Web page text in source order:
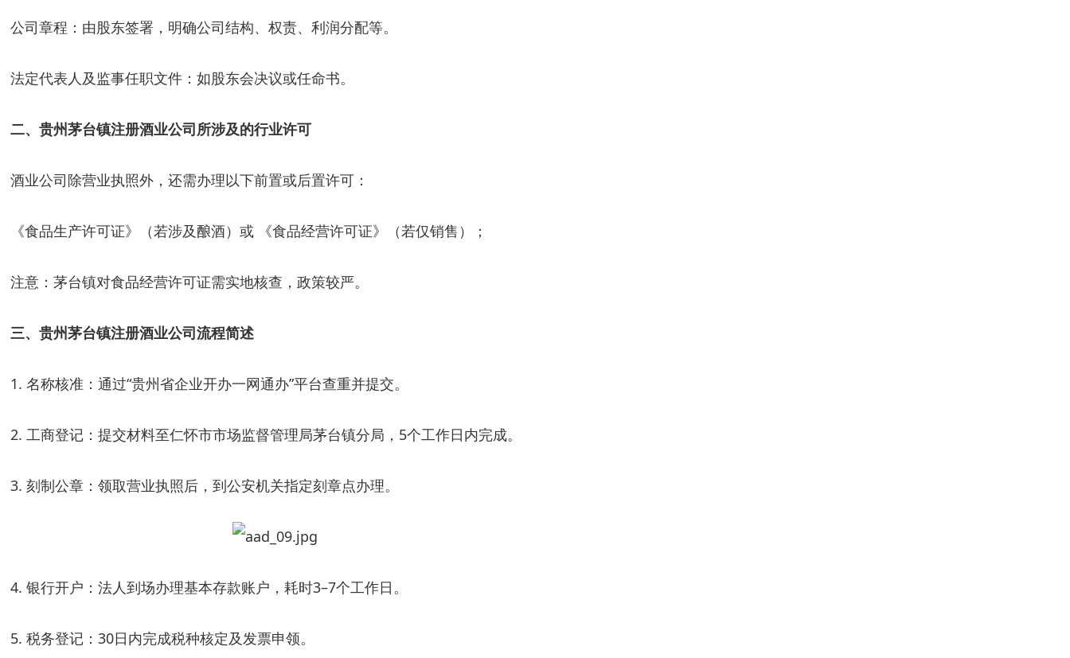
公司章程：由股东签署，明确公司结构、权责、利润分配等。
法定代表人及监事任职文件：如股东会决议或任命书。
二、贵州茅台镇注册酒业公司所涉及的行业许可
酒业公司除营业执照外，还需办理以下前置或后置许可：
《食品生产许可证》（若涉及酿酒）或 《食品经营许可证》（若仅销售）；
注意：茅台镇对食品经营许可证需实地核查，政策较严。
三、 贵州茅台镇注册酒业公司流程简述
1. 名称核准：通过“贵州省企业开办一网通办”平台查重并提交。
2. 工商登记：提交材料至仁怀市市场监督管理局茅台镇分局，5个工作日内完成。
3. 刻制公章：领取营业执照后，到公安机关指定刻章点办理。
4. 银行开户：法人到场办理基本存款账户，耗时3–7个工作日。
5. 税务登记：30日内完成税种核定及发票申领。